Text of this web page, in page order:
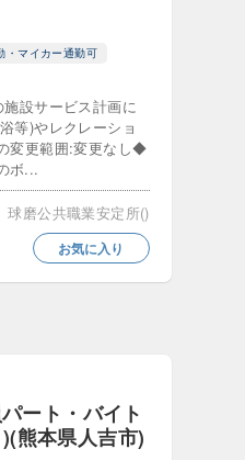
・マイカー通勤可
設サービス計画に
等)やレクレーショ
変更範囲:変更なし◆
ボ...
球磨公共職業安定所()
お気に入り
ート・バイト
熊本県人吉市)